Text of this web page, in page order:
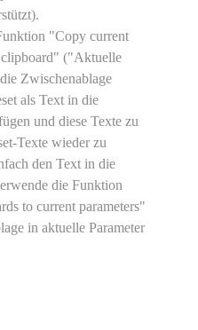
"Copy current
("Aktuelle
Zwischenablage
als Text in die
und diese Texte zu
Texte wieder zu
den Text in die
die Funktion
to current parameters"
in aktuelle Parameter